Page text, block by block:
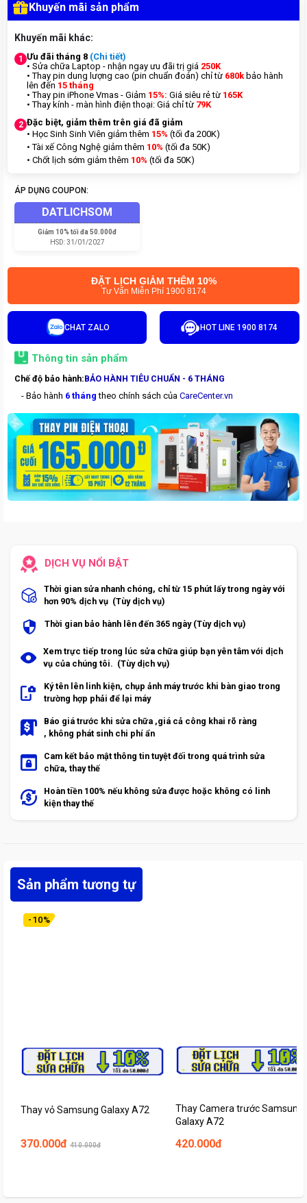
Khuyến mãi sản phẩm
Khuyến mãi khác:
1 Ưu đãi tháng 8 (Chi tiết)
• Sửa chữa Laptop - nhận ngay ưu đãi trị giá 250K
• Thay pin dung lượng cao (pin chuẩn đoán) chỉ từ 680k bảo hành
lên đến 15 tháng
• Thay pin iPhone Vmas - Giảm 15%: Giá siêu rẻ từ 165K
• Thay kính - màn hình điện thoại: Giá chỉ từ 79K
2 Đặc biệt, giảm thêm trên giá đã giảm
• Học Sinh Sinh Viên giảm thêm 15% (tối đa 200K)
• Tài xế Công Nghệ giảm thêm 10% (tối đa 50K)
• Chốt lịch sớm giảm thêm 10% (tối đa 50K)
ÁP DỤNG COUPON:
DATLICHSOM
Giảm 10% tối đa 50.000đ
HSD:31/01/2027
ĐẶT LỊCH GIẢM THÊM 10%
Tư Vấn Miễn Phí 1900 8174
CHAT ZALO HOT LINE 1900 8174
Thông tin sản phẩm
Chế độ bảo hành:BẢO HÀNH TIÊU CHUẨN - 6 THÁNG
- Bảo hành 6 tháng theo chính sách của CareCenter.vn
DỊCH VỤ NỔI BẬT
Thời gian sửa nhanh chóng, chỉ từ 15 phút lấy trong ngày với
hơn 90% dịch vụ (Tùy dịch vụ)
Thời gian bảo hành lên đến 365 ngày (Tùy dịch vụ)
Xem trực tiếp trong lúc sửa chữa giúp bạn yên tâm với dịch
vụ của chúng tôi. (Tùy dịch vụ)
Ký tên lên linh kiện, chụp ảnh máy trước khi bàn giao trong
trường hợp phải để lại máy
Báo giá trước khi sửa chữa ,giá cả công khai rõ ràng
, không phát sinh chi phí ẩn
Cam kết bảo mật thông tin tuyệt đối trong quá trình sửa
chữa, thay thế
Hoàn tiền 100% nếu không sửa được hoặc không có linh
kiện thay thế
Sản phẩm tương tự
- 10%
Thay vỏ Samsung Galaxy A72
370.000đ 410.000đ
Thay Camera trước Samsung
Galaxy A72
420.000đ